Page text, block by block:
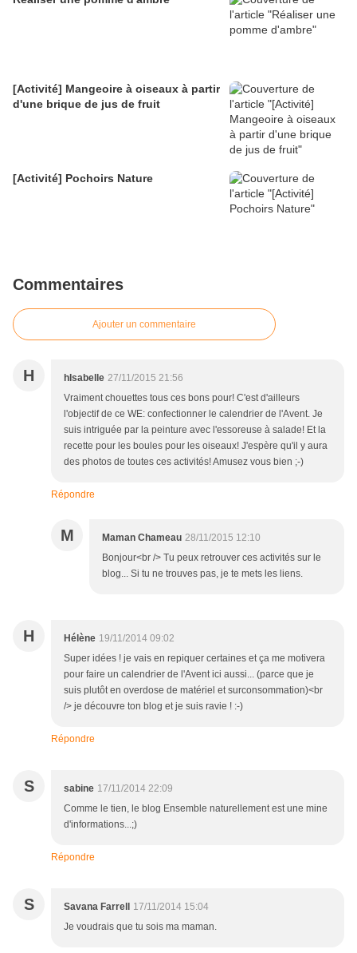
[Activité] Mangeoire à oiseaux à partir
d'une brique de jus de fruit
[Activité] Pochoirs Nature
Commentaires
Ajouter un commentaire
H hIsabelle 27/11/2015 21:56
Vraiment chouettes tous ces bons pour! C'est d'ailleurs
l'objectif de ce WE: confectionner le calendrier de l'Avent. Je
suis intriguée par la peinture avec l'essoreuse à salade! Et la
recette pour les boules pour les oiseaux! J'espère qu'il y aura
des photos de toutes ces activités! Amusez vous bien ;-)
Répondre
M Maman Chameau 28/11/2015 12:10
Bonjour<br /> Tu peux retrouver ces activités sur le
blog... Si tu ne trouves pas, je te mets les liens.
H Hélène 19/11/2014 09:02
Super idées ! je vais en repiquer certaines et ça me motivera
pour faire un calendrier de l'Avent ici aussi... (parce que je
suis plutôt en overdose de matériel et surconsommation)<br
/> je découvre ton blog et je suis ravie ! :-)
Répondre
S sabine 17/11/2014 22:09
Comme le tien, le blog Ensemble naturellement est une mine
d'informations...;)
Répondre
S Savana Farrell
17/11/2014 15:04
Je voudrais que tu sois ma maman.